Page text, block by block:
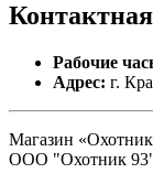
Контактная
Рабочие
Адрес: г.
Магазин
ООО "Охотник